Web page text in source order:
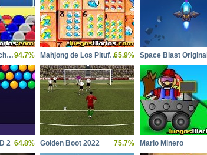
World basketball championship94.7% Mahjong de Los Pitufos65.9% Space Blast Original
2 64.8% Golden Boot 2022 75.7% Mario Minero